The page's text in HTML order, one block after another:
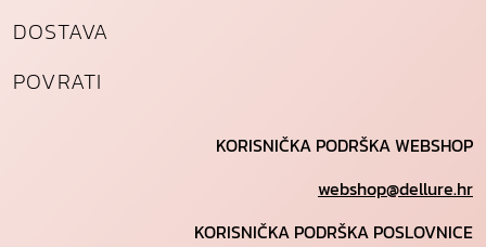
DOSTAVA
POVRATI
KORISNIČKA PODRŠKA WEBSHOP
webshop@dellure.hr
KORISNIČKA PODRŠKA POSLOVNICE